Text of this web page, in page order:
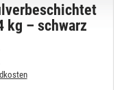
kg – schwarz